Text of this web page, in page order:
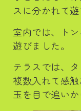
スに分かれて遊
室内では、ト
遊びました。
テラスでは、
複数入れて感
玉を目で追い